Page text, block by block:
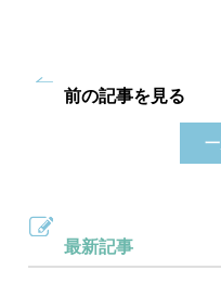
前の記事を見る
最新記事